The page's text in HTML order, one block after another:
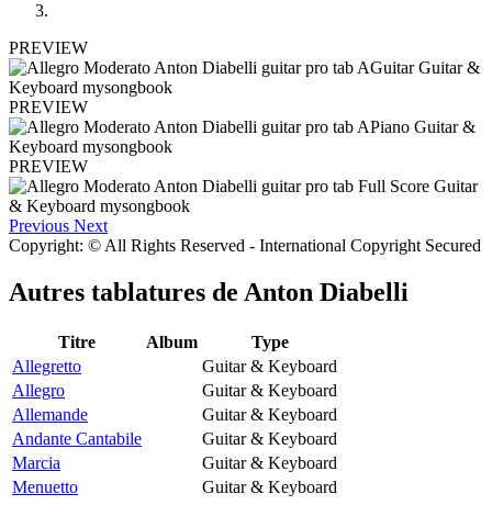
PREVIEW
PREVIEW
PREVIEW
Previous Next
Copyright: © All Rights Reserved - International Copyright Secured
Autres tablatures de Anton Diabelli
Titre Album
Type
Allegretto
Guitar & Keyboard
Allegro
Guitar & Keyboard
Allemande
Guitar & Keyboard
Andante Cantabile
Guitar & Keyboard
Marcia
Guitar & Keyboard
Menuetto
Guitar & Keyboard